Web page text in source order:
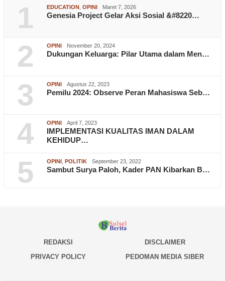
1 EDUCATION OPINI Maret 7, 2026
Genesia Project Gelar Aksi Sosial &#8220…
2 OPINI November 20, 2024
Dukungan Keluarga: Pilar Utama dalam Men…
3 OPINI Agustus 22, 2023
Pemilu 2024: Observe Peran Mahasiswa Seb…
4 OPINI April 7, 2023
IMPLEMENTASI KUALITAS IMAN DALAM
KEHIDUP…
5 OPINI POLITIK September 23, 2022
Sambut Surya Paloh, Kader PAN Kibarkan B…
REDAKSI
DISCLAIMER
PRIVACY POLICY
PEDOMAN MEDIA SIBER